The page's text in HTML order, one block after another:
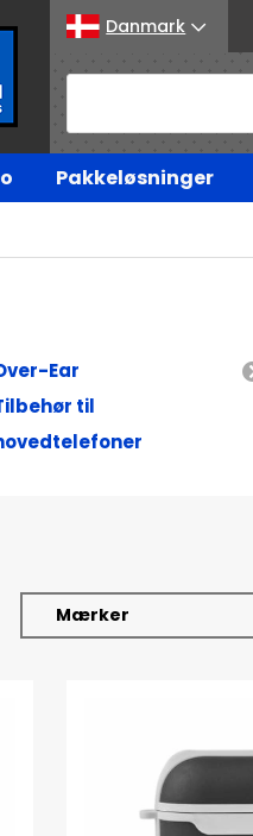
Danmark
Pakkeløsninger
Ear
til
Mærker